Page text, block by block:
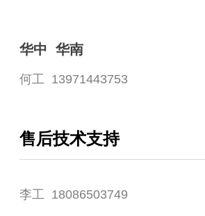
华中 华南
何工 13971443753
售后技术支持
李工 18086503749